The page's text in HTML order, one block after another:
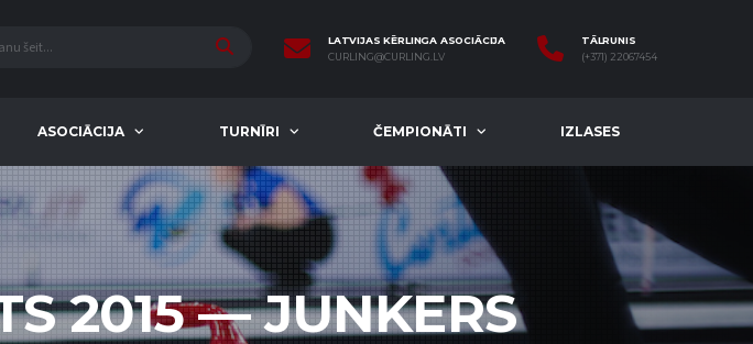
LATVIJAS KĒRLINGA ASOCIĀCIJA
CURLING@CURLING.LV
TĀLRUNIS
(+371) 22067454
ASOCIĀCIJA TURNĪRI ČEMPIONĀTI IZLASES
2015 — JUNKERS